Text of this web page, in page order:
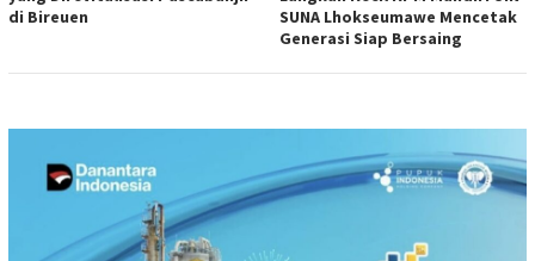
di Bireuen
SUNA Lhokseumawe Mencetak
Generasi Siap Bersaing